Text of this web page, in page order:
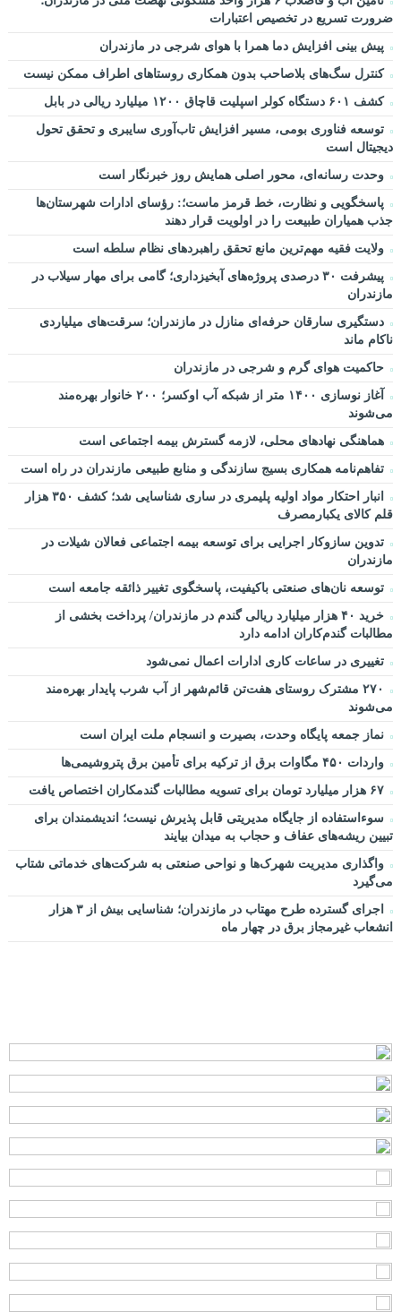
ضرورت تسریع در تخصیص اعتبارات
پیش بینی افزایش دما همرا با هوای شرجی در مازندران
کنترل سگ‌های بلاصاحب بدون همکاری روستاهای اطراف ممکن نیست
کشف ۶۰۱ دستگاه کولر اسپلیت قاچاق ۱۲۰۰ میلیارد ریالی در بابل
توسعه فناوری بومی، مسیر افزایش تاب‌آوری سایبری و تحقق تحول
دیجیتال است
وحدت رسانه‌ای، محور اصلی همایش روز خبرنگار است
پاسخگویی و نظارت، خط قرمز ماست؛: رؤسای ادارات شهرستان‌ها
جذب همیاران طبیعت را در اولویت قرار دهند
ولایت فقیه مهم‌ترین مانع تحقق راهبردهای نظام سلطه است
پیشرفت ۳۰ درصدی پروژه‌های آبخیزداری؛ گامی برای مهار سیلاب در
مازندران
دستگیری سارقان حرفه‌ای منازل در مازندران؛ سرقت‌های میلیاردی
ناکام ماند
حاکمیت هوای گرم و شرجی در مازندران
آغاز نوسازی ۱۴۰۰ متر از شبکه آب اوکسر؛ ۲۰۰ خانوار بهره‌مند
می‌شوند
هماهنگی نهادهای محلی، لازمه گسترش بیمه اجتماعی است
تفاهم‌نامه همکاری بسیج سازندگی و منابع طبیعی مازندران در راه است
انبار احتکار مواد اولیه پلیمری در ساری شناسایی شد؛ کشف ۳۵۰ هزار
قلم کالای یکبارمصرف
تدوین سازوکار اجرایی برای توسعه بیمه اجتماعی فعالان شیلات در
مازندران
توسعه نان‌های صنعتی باکیفیت، پاسخگوی تغییر ذائقه جامعه است
خرید ۴۰ هزار میلیارد ریالی گندم در مازندران/ پرداخت بخشی از
مطالبات گندم‌کاران ادامه دارد
تغییری در ساعات کاری ادارات اعمال نمی‌شود
۲۷۰ مشترک روستای هفت‌تن قائم‌شهر از آب شرب پایدار بهره‌مند
می‌شوند
نماز جمعه پایگاه وحدت، بصیرت و انسجام ملت ایران است
واردات ۴۵۰ مگاوات برق از ترکیه برای تأمین برق پتروشیمی‌ها
۶۷ هزار میلیارد تومان برای تسویه مطالبات گندمکاران اختصاص یافت
سوءاستفاده از جایگاه مدیریتی قابل پذیرش نیست؛ اندیشمندان برای
تبیین ریشه‌های عفاف و حجاب به میدان بیایند
واگذاری مدیریت شهرک‌ها و نواحی صنعتی به شرکت‌های خدماتی شتاب
می‌گیرد
اجرای گسترده طرح مهتاب در مازندران؛ شناسایی بیش از ۳ هزار
انشعاب غیرمجاز برق در چهار ماه